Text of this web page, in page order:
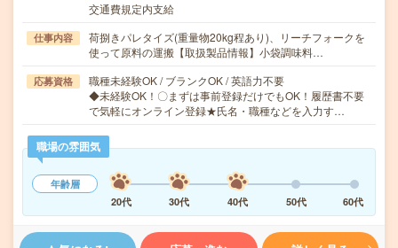
交通費規定内支給
仕事内容
荷捌きパレタイズ(重量物20kg程あり)、リーチフォークを
使って原料の運搬【取扱製品情報】小袋調味料…
応募資格
職種未経験OK / ブランクOK / 英語力不要
◆未経験OK！〇まずは事前登録だけでもOK！履歴書不要
で気軽にオンライン登録★氏名・職種などを入力す…
職場の雰囲気
年齢層
20代
30代 40代 50代 60代